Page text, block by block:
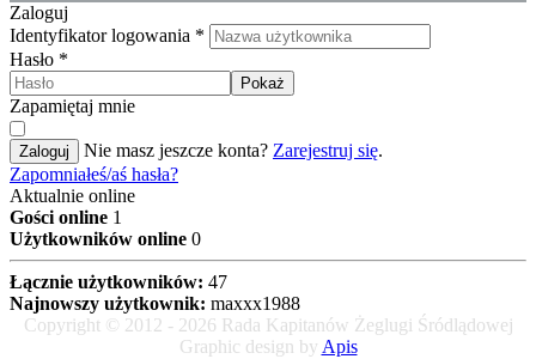
Zaloguj
Identyfikator logowania *
Hasło *
Pokaż
Zapamiętaj mnie
Zaloguj Nie masz jeszcze konta? Zarejestruj się.
Zapomniałeś/aś hasła?
Aktualnie online
Gości online 1
Użytkowników online 0
Łącznie użytkowników: 47
Najnowszy użytkownik: maxxx1988
Copyright © 2012 - 2026 Rada Kapitanów Żeglugi Śródlądowej
Graphic design by Apis